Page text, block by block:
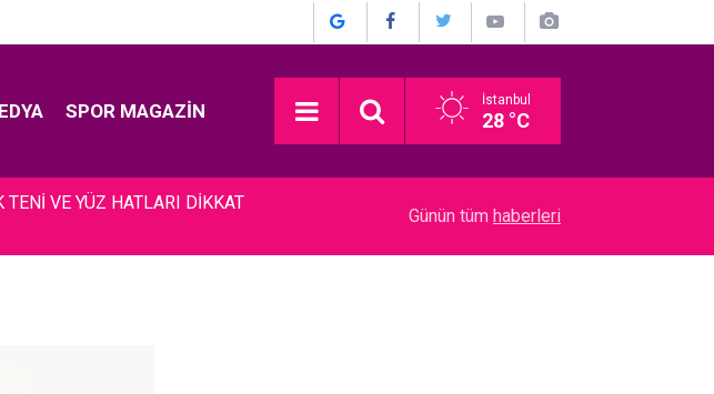
SPOR MAGAZIN İstanbul
28 °C
VE YÜZ HATLARI DİKKAT
Mustafa Sandal... MEYDAN OKUDU;
Günün tüm haberleri